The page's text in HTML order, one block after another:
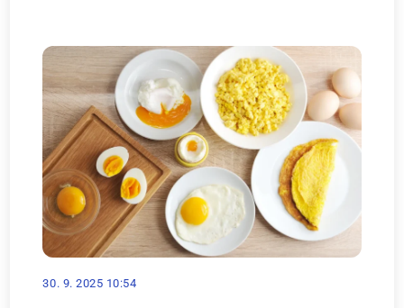
30. 9. 2025 10:54